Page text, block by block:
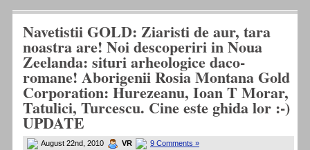
Navetistii GOLD: Ziaristi de aur, tara
noastra are! Noi descoperiri in Noua
Zeelanda: situri arheologice daco-
romane! Aborigenii Rosia Montana Gold
Corporation: Hurezeanu, Ioan T Morar,
Tatulici, Turcescu. Cine este ghida lor :-)
UPDATE
August 22nd, 2010 VR 9 Comments »